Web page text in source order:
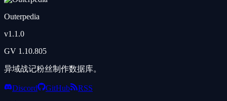
Outerpedia
v1.1.0
GV 1.10.805
异域战记粉丝制作数据库。
Discord GitHub RSS